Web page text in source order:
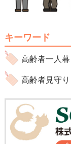
キーワード
高齢者一人暮
高齢者見守り